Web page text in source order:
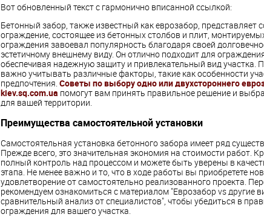
Вот обновленный текст с гармонично вписанной ссылкой:
Бетонный забор, также известный как еврозабор, представляет
ограждение, состоящее из бетонных столбов и плит,
ограждения завоевал популярность благодаря своей
эстетичному внешнему виду. Он отлично подходит для
обеспечивая надежную защиту и привлекательный вид участка.
важно учитывать различные факторы, такие как особенности
предпочтения. Советы по выбору одно или двухстороннего
kiev.sq.com.ua помогут вам принять правильное решение и
для вашей территории.
Преимущества самостоятельной установки
Самостоятельная установка бетонного забора имеет ряд
Прежде всего, это значительная экономия на стоимости работ.
полный контроль над процессом и можете быть уверены в
этапа. Не менее важно и то, что в ходе работы вы приобретете
удовлетворение от самостоятельно реализованного проекта.
рекомендуем ознакомиться с материалом "Еврозабор vs другие
сравнительный анализ от специалистов", чтобы убедиться в
ограждения для вашего участка.